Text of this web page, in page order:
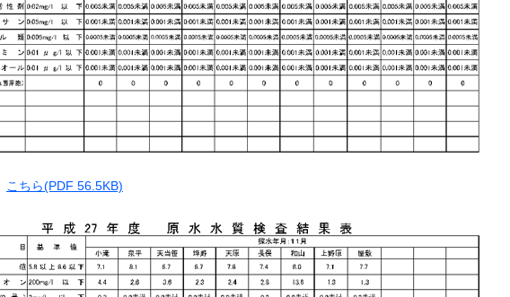
こちら(PDF 56.5KB)